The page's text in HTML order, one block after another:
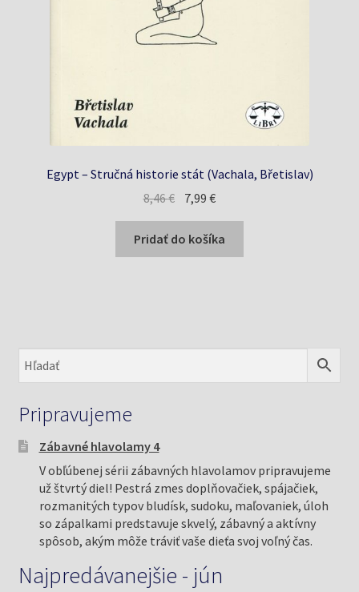
Egypt – Stručná historie stát (Vachala, Břetislav)
8,46€ Pôvodná
cena
bola:
8,46 €.
7,99€Aktuálna
cena
je:
7,99 €.
Pridať do košíka
Pripravujeme
Zábavné hlavolamy 4
V obľúbenej sérii zábavných hlavolamov pripravujeme
už štvrtý diel! Pestrá zmes doplňovačiek, spájačiek,
rozmanitých typov bludísk, sudoku, maľovaniek, úloh
so zápalkami predstavuje skvelý, zábavný a aktívny
spôsob, akým môže tráviť vaše dieťa svoj voľný čas.
Najpredávanejšie - jún